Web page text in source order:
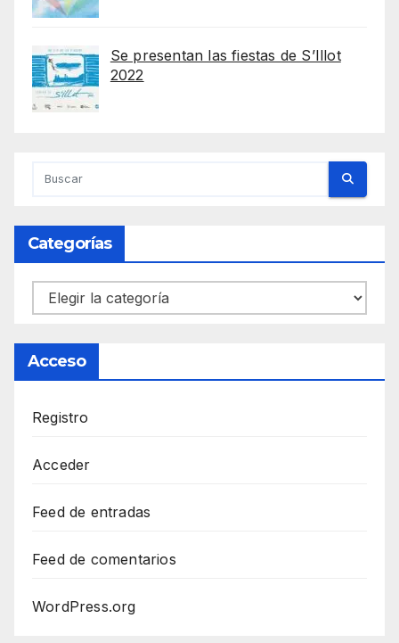
Se presentan las fiestas de S’Illot
2022
Categorías
Categorías
Acceso
Registro
Acceder
Feed de entradas
Feed de comentarios
WordPress.org